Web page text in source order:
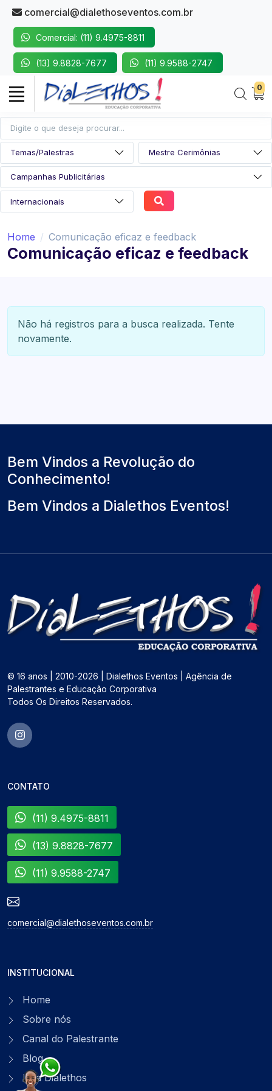
comercial@dialethoseventos.com.br
Comercial: (11) 9.4975-8811
(13) 9.8828-7677 (11) 9.9588-2747
0
Home Comunicação eficaz e feedback
Comunicação eficaz e feedback
Não há registros para a busca realizada. Tente
novamente.
Bem Vindos a Revolução do
Conhecimento!
Bem Vindos a Dialethos Eventos!
© 16 anos | 2010-2026 | Dialethos Eventos | Agência de
Palestrantes e Educação Corporativa
Todos Os Direitos Reservados.
CONTATO
(11) 9.4975-8811
(13) 9.8828-7677
(11) 9.9588-2747
comercial@dialethoseventos.com.br
INSTITUCIONAL
Home
Sobre nós
Canal do Palestrante
Blog
Loja Dialethos